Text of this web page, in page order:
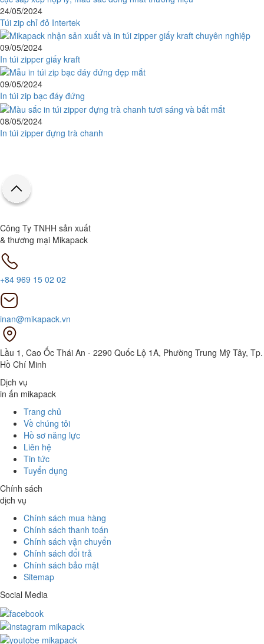
24/05/2024
Túi zip chỉ đỏ Intertek
09/05/2024
In túi zipper giấy kraft
09/05/2024
In túi zip bạc đáy đứng
08/05/2024
In túi zipper đựng trà chanh
Công Ty TNHH sản xuất
& thương mại Mikapack
+84 969 15 02 02
inan@mikapack.vn
Lầu 1, Cao Ốc Thái An - 2290 Quốc Lộ 1A, Phường Trung Mỹ Tây, Tp.
Hồ Chí Minh
Dịch vụ
in ấn mikapack
Trang chủ
Về chúng tôi
Hồ sơ năng lực
Liên hệ
Tin tức
Tuyển dụng
Chính sách
dịch vụ
Chính sách mua hàng
Chính sách thanh toán
Chính sách vận chuyển
Chính sách đổi trả
Chính sách bảo mật
Sitemap
Social Media